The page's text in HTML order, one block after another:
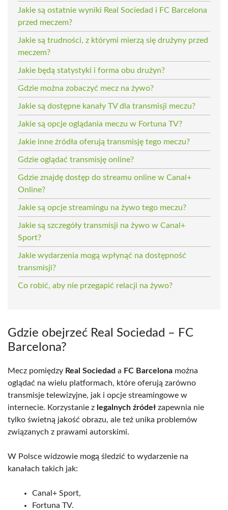
Jakie są ostatnie wyniki Real Sociedad i FC Barcelona
przed meczem?
Jakie są trudności, z którymi mierzą się drużyny przed
meczem?
Jakie będą statystyki i forma obu drużyn?
Gdzie można zobaczyć mecz na żywo?
Jakie są dostępne kanały TV dla transmisji meczu?
Jakie są opcje oglądania meczu w Fortuna TV?
Jakie inne źródła oferują transmisję tego meczu?
Gdzie oglądać transmisję online?
Gdzie znajdę dostęp do streamu online w Canal+
Online?
Jakie są opcje streamingu na żywo tego meczu?
Jakie są szczegóły transmisji na żywo w Canal+
Sport?
Jakie wydarzenia mogą wpłynąć na dostępność
transmisji?
Co robić, aby nie przegapić relacji na żywo?
Gdzie obejrzeć Real Sociedad – FC
Barcelona?
Mecz pomiędzy Real Sociedad a FC Barcelona można
oglądać na wielu platformach, które oferują zarówno
transmisje telewizyjne, jak i opcje streamingowe w
internecie. Korzystanie z legalnych źródeł zapewnia nie
tylko świetną jakość obrazu, ale też unika problemów
związanych z prawami autorskimi.
W Polsce widzowie mogą śledzić to wydarzenie na
kanałach takich jak:
Canal+ Sport,
Fortuna TV.